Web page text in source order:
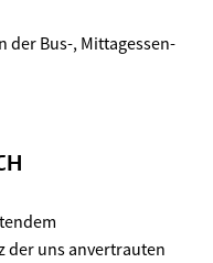
der Bus-, Mittagessen-
der uns anvertrauten